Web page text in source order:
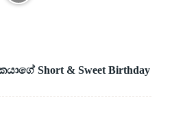
Short & Sweet Birthday